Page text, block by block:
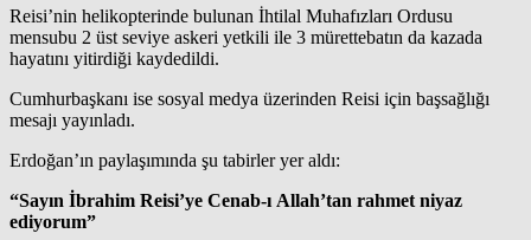
Reisi’nin helikopterinde bulunan İhtilal Muhafızları Ordusu
mensubu 2 üst seviye askeri yetkili ile 3 mürettebatın da kazada
hayatını yitirdiği kaydedildi.
Cumhurbaşkanı ise sosyal medya üzerinden Reisi için başsağlığı
mesajı yayınladı.
Erdoğan’ın paylaşımında şu tabirler yer aldı:
“Sayın İbrahim Reisi’ye Cenab-ı Allah’tan rahmet niyaz
ediyorum”